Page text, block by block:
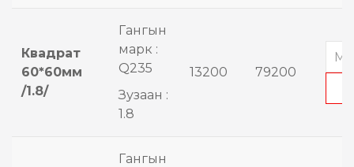
Квадрат
60*60мм
/1.8/
Гангын
марк :
Q235
Зузаан :
1.8
13200 79200
Гангын